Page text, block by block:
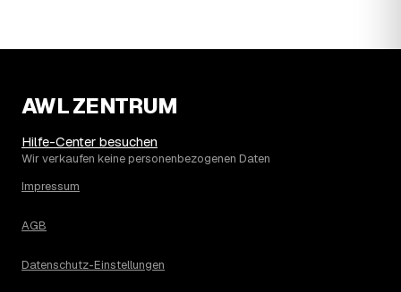
Sondermüllanteil verschieben den Endpreis. Den genauen
kostenlosen Einschätzung.
AWL ZENTRUM
Hilfe-Center besuchen
Wir verkaufen keine personenbezogenen Daten
Impressum
AGB
Datenschutz-Einstellungen